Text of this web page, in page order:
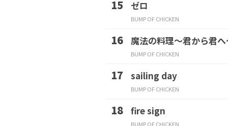
ゼロ
BUMP OF CHICKEN
魔法の料理～君から君
BUMP OF CHICKEN
sailing day
BUMP OF CHICKEN
fire sign
BUMP OF CHICKEN